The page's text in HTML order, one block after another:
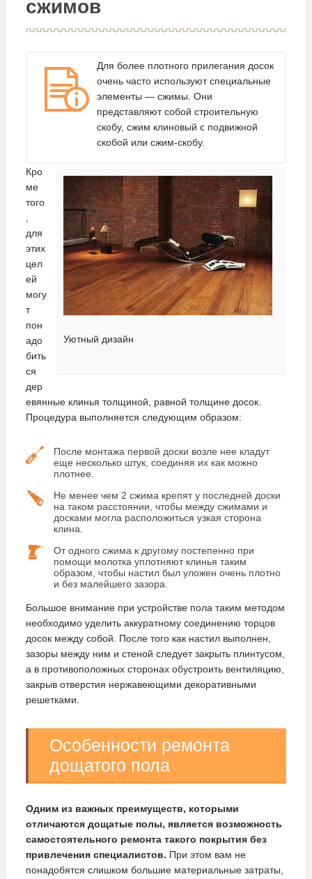
сжимов
Для более плотного прилегания досок
очень часто используют специальные
элементы — сжимы. Они
представляют собой строительную
скобу, сжим клиновый с подвижной
скобой или сжим-скобу.
Уютный дизайн
Кро
ме
того
для
этих
цел
ей
могу
т
пон
адо
бить
ся
дер
евянные клинья толщиной, равной толщине досок.
Процедура выполняется следующим образом:
После монтажа первой доски возле нее кладут
еще несколько штук, соединяя их как можно
плотнее.
Не менее чем 2 сжима крепят у последней доски
на таком расстоянии, чтобы между сжимами и
досками могла расположиться узкая сторона
клина.
От одного сжима к другому постепенно при
помощи молотка уплотняют клинья таким
образом, чтобы настил был уложен очень плотно
и без малейшего зазора.
Большое внимание при устройстве пола таким методом
необходимо уделить аккуратному соединению торцов
досок между собой. После того как настил выполнен,
зазоры между ним и стеной следует закрыть плинтусом,
а в противоположных сторонах обустроить вентиляцию,
закрыв отверстия нержавеющими декоративными
решетками.
Особенности ремонта
дощатого пола
Одним из важных преимуществ, которыми
отличаются дощатые полы, является возможность
самостоятельного ремонта такого покрытия без
привлечения специалистов. При этом вам не
понадобятся слишком большие материальные затраты,